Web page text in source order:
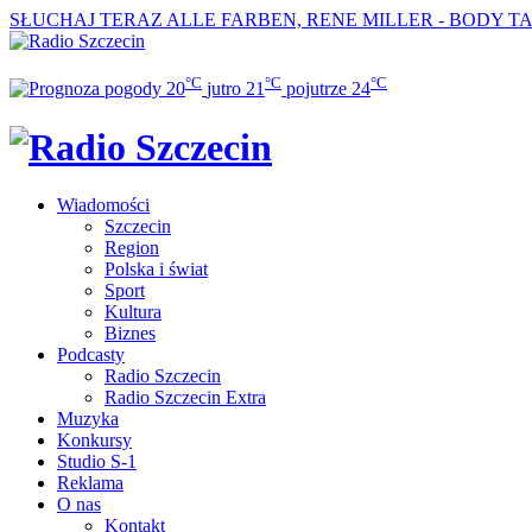
SŁUCHAJ TERAZ ALLE FARBEN, RENE MILLER - BODY
20°C jutro 21 °C pojutrze 24°C
Wiadomości
Szczecin
Region
Polska i świat
Sport
Kultura
Biznes
Podcasty
Radio Szczecin
Radio Szczecin Extra
Muzyka
Konkursy
Studio S-1
Reklama
O nas
Kontakt